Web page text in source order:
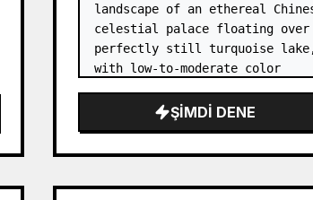
landscape of an ethereal
celestial palace floating over
perfectly still turquoise
with low-to-moderate color
atmosphere. Center the
on an enormous white jade and
ŞIMDI DENE